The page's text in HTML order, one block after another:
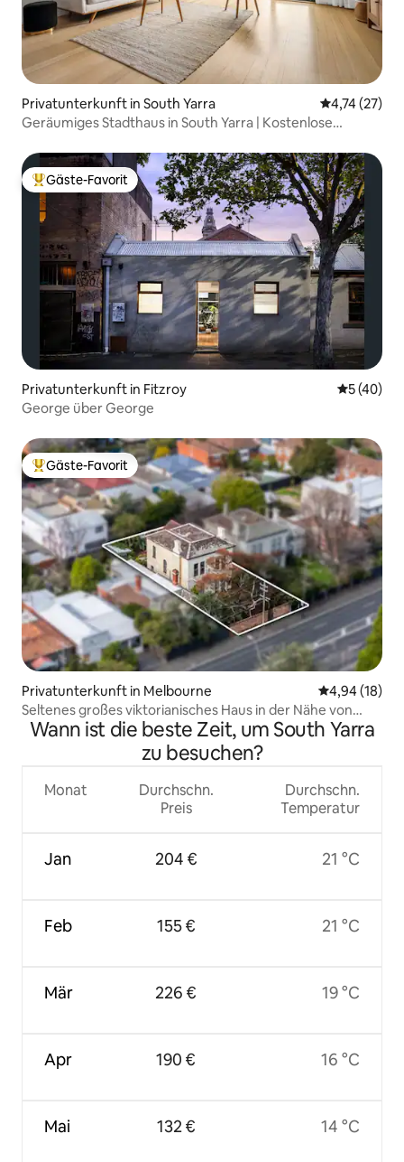
Privatunterkunft in South Yarra
4,74 (27)
Geräumiges Stadthaus in South Yarra | Kostenlose
Beliebter Gäste-Favorit.
Gäste-Favorit
Privatunterkunft in Fitzroy
5 (40)
George über George
Beliebter Gäste-Favorit.
Gäste-Favorit
Privatunterkunft in Melbourne
4,94 (18)
Seltenes großes viktorianisches Haus in der Nähe von
Melbourne CBD
Wann ist die beste Zeit, um South Yarra
zu besuchen?
Monat
Jan
Feb
Mär
Apr
Mai
Durchschn.
Preis
204 €
155 €
226 €
190 €
132 €
Durchschn.
Temperatur
21 °C
21 °C
19 °C
16 °C
14 °C